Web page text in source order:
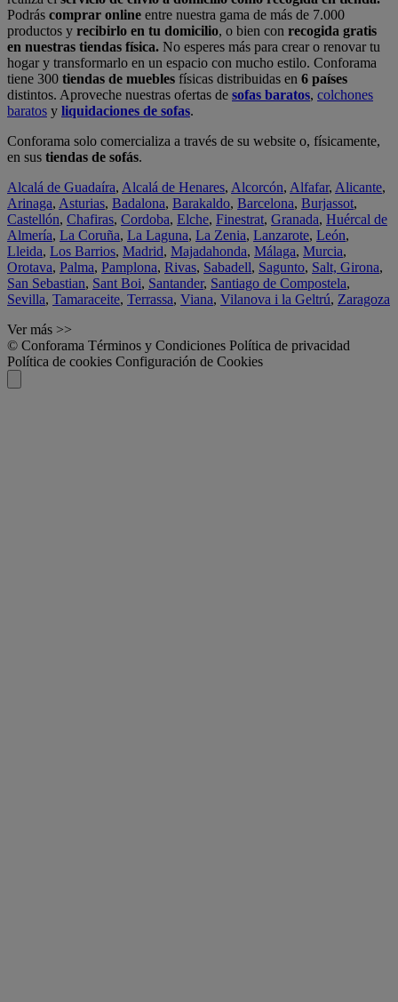
Podrás comprar online entre nuestra gama de más de 7.000
productos y recibirlo en tu domicilio, o bien con recogida gratis
en nuestras tiendas física. No esperes más para crear o renovar tu
hogar y transformarlo en un espacio con mucho estilo. Conforama
tiene 300 tiendas de muebles físicas distribuidas en 6 países
distintos. Aproveche nuestras ofertas de sofas baratos, colchones
baratos y liquidaciones de sofas.
Conforama solo comercializa a través de su website o, físicamente,
en sus tiendas de sofás.
Alcalá de Guadaíra, Alcalá de Henares, Alcorcón, Alfafar, Alicante,
Arinaga, Asturias, Badalona, Barakaldo, Barcelona, Burjassot,
Castellón, Chafiras, Cordoba, Elche, Finestrat, Granada, Huércal de
Almería, La Coruña, La Laguna, La Zenia, Lanzarote, León,
Lleida, Los Barrios, Madrid, Majadahonda, Málaga, Murcia,
Orotava, Palma, Pamplona, Rivas, Sabadell, Sagunto, Salt, Girona,
San Sebastian, Sant Boi, Santander, Santiago de Compostela,
Sevilla, Tamaraceite, Terrassa, Viana, Vilanova i la Geltrú, Zaragoza
Ver más >>
© Conforama Términos y Condiciones Política de privacidad
Política de cookies Configuración de Cookies